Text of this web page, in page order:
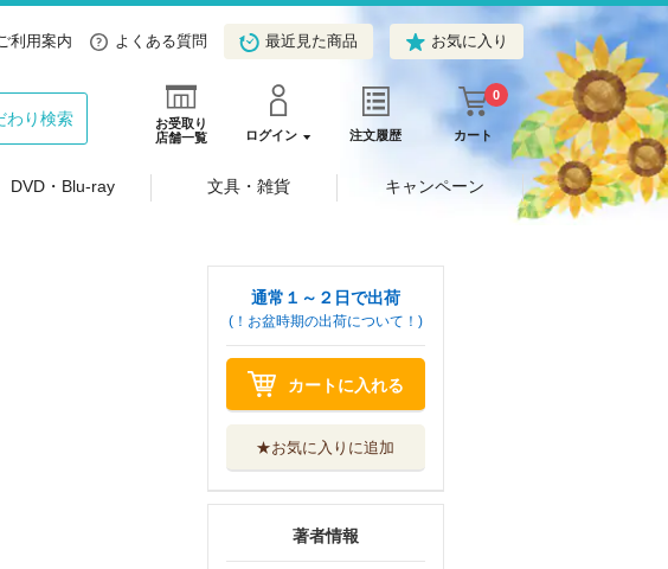
ご利用案内 よくある質問 最近見た商品 お気に入り
お受取り
店舗一覧
ログイン 注文履歴 カート
0
わり検索
DVD・Blu-ray 文具・雑貨 キャンペーン
通常１～２日で出荷
(！お盆時期の出荷について！)
カートに入れる
★お気に入りに追加
著者情報